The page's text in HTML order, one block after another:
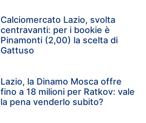
Calciomercato Lazio, svolta
centravanti: per i bookie è
Pinamonti (2,00) la scelta di
Gattuso
Lazio, la Dinamo Mosca offre
fino a 18 milioni per Ratkov: vale
la pena venderlo subito?